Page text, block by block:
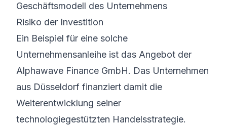
Geschäftsmodell des Unternehmens
Risiko der Investition
Ein Beispiel für eine solche
Unternehmensanleihe ist das Angebot der
Alphawave Finance GmbH. Das Unternehmen
aus Düsseldorf finanziert damit die
Weiterentwicklung seiner
technologiegestützten Handelsstrategie.